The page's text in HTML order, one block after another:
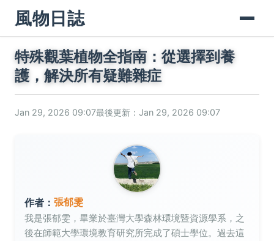
風物日誌
特殊觀葉植物全指南：從選擇到養
護，解決所有疑難雜症
Jan 29, 2026 09:07最後更新：Jan 29, 2026 09:07
作者： 張郁雯
我是張郁雯，畢業於臺灣大學森林環境暨資源學系，之
後在師範大學環境教育研究所完成了碩士學位。過去這